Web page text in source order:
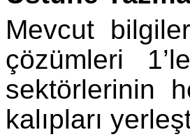
Mevcut
çözümleri
sektörlerinin
kalıpları